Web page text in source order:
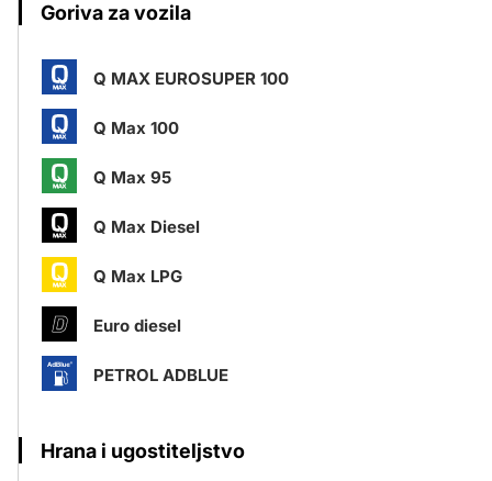
Goriva za vozila
Q MAX EUROSUPER 100
Q Max 100
Q Max 95
Q Max Diesel
Q Max LPG
Euro diesel
PETROL ADBLUE
Hrana i ugostiteljstvo